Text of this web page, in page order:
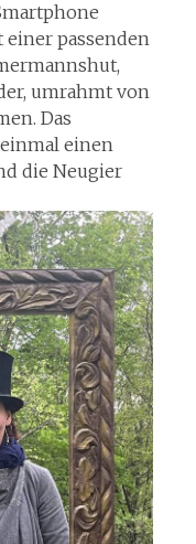
einer passenden
umrahmt von
Das
einen
die Neugier